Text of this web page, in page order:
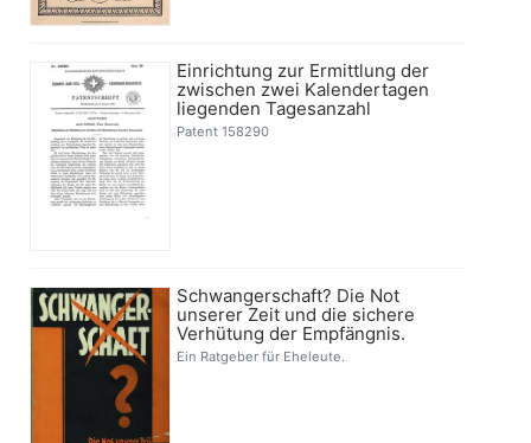
Einrichtung zur Ermittlung der
zwischen zwei Kalendertagen
liegenden Tagesanzahl
Patent 158290
Schwangerschaft? Die Not
unserer Zeit und die sichere
Verhütung der Empfängnis.
Ein Ratgeber für Eheleute.